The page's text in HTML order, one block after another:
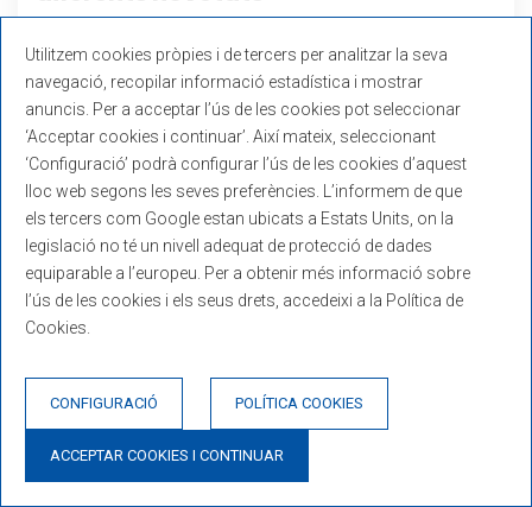
ACCIONS ASSOCIACIÓ
Descobreix-les!
Continua llegint
Utilitzem cookies pròpies i de tercers per analitzar la seva
navegació, recopilar informació estadística i mostrar
anuncis. Per a acceptar l’ús de les cookies pot seleccionar
‘Acceptar cookies i continuar’. Així mateix, seleccionant
‘Configuració’ podrà configurar l’ús de les cookies d’aquest
lloc web segons les seves preferències. L’informem de que
els tercers com Google estan ubicats a Estats Units, on la
legislació no té un nivell adequat de protecció de dades
equiparable a l’europeu. Per a obtenir més informació sobre
l’ús de les cookies i els seus drets, accedeixi a la Política de
Cookies.
CONFIGURACIÓ POLÍTICA COOKIES
ACCEPTAR COOKIES I CONTINUAR